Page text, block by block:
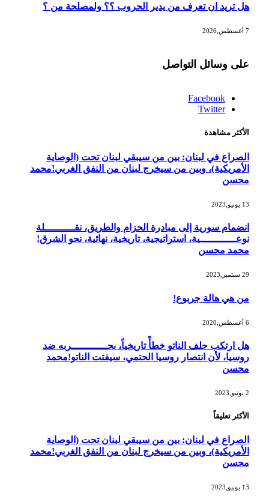
هل تريد ان تعرف من يدير الحروب ؟؟ ولمصلحة من ؟
على وسائل التواصل
Facebook
Twitter
الأكثر مشاهدة
الصراع في لبنان: بين من سيبقي لبنان تحت (الوصاية
الأمريكية)، وبين من سيخرج لبنان من النفق الغربي!محمد
محسن
13 يونيو,2023
انضمام سورية إلى مبادرة الحزام والطريق، نقــــــــــلة
نوعــــــــــــية، استراتيجية، تاريخية، نهائية، نحو الشرق!
محمد محسن
29 سبتمبر,2023
من هي هالة جربوع!
هل ارتكب حلف الناتو خطأً تاريخياً، بحــــــــــــربه ضد
روسيا، لأن انتصار روسيا الحتمي، سيفتت الناتو!محمد
محسن
الأكثر تعليقاً
الصراع في لبنان: بين من سيبقي لبنان تحت (الوصاية
الأمريكية)، وبين من سيخرج لبنان من النفق الغربي!محمد
محسن
13 يونيو,2023